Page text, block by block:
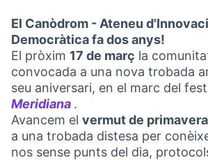
El Canòdrom - Ateneu
Democràtica fa dos anys!
El pròxim 17 de març la
convocada a una nova trobada
seu aniversari, en el marc del
Meridiana
(Abrir en una pestaña
.
Avancem el vermut de primavera
a una trobada distesa per
nos sense punts del dia,